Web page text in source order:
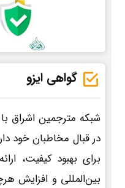
گواهی ایزو
شبکه مترجمین اشراق
در قبال مخاطبان خود
برای بهبود کیفیت،
بین‌المللی و افزایش